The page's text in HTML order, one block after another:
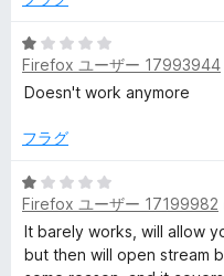
評
価
5
段
階
1
評
価
Firefox ユーザー 17993944
Doesn't work anymore
フラグ
5
段
階
中
Firefox ユーザー 17199982
It barely works, will allow
but then will open stream